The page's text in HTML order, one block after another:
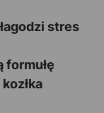
stres
formułę